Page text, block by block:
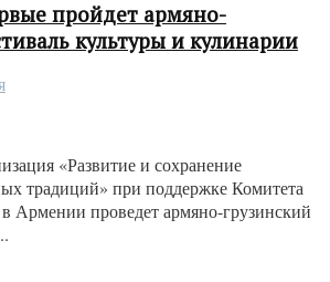
пройдет армяно-
культуры и кулинарии
«Развитие и сохранение
традиций» при поддержке Комитета
Армении проведет армяно-грузинский